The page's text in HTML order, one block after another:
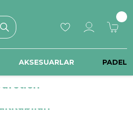
AKSESUARLAR PADEL